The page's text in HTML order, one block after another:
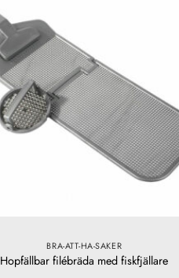
BRA-ATT-HA-SAKER
Hopfällbar filébräda med fiskfjällare